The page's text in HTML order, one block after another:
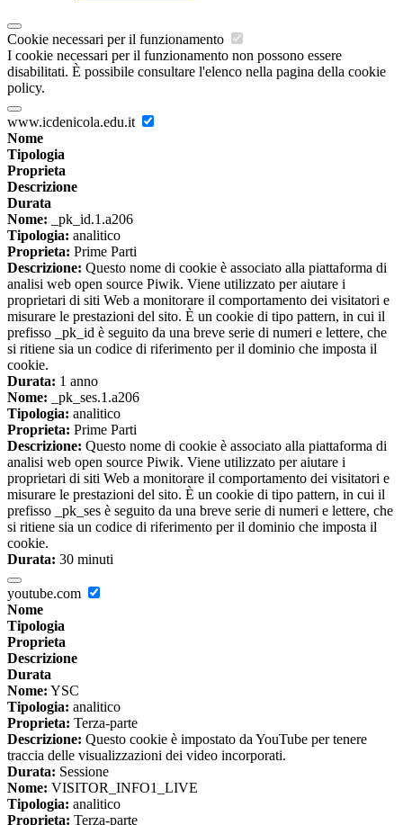
Cookie necessari per il funzionamento
I cookie necessari per il funzionamento non possono essere
disabilitati. È possibile consultare l'elenco nella pagina della cookie
policy.
www.icdenicola.edu.it
Nome
Tipologia
Proprieta
Descrizione
Durata
Nome: _pk_id.1.a206
Tipologia: analitico
Proprieta: Prime Parti
Descrizione: Questo nome di cookie è associato alla piattaforma di
analisi web open source Piwik. Viene utilizzato per aiutare i
proprietari di siti Web a monitorare il comportamento dei visitatori e
misurare le prestazioni del sito. È un cookie di tipo pattern, in cui il
prefisso _pk_id è seguito da una breve serie di numeri e lettere, che
si ritiene sia un codice di riferimento per il dominio che imposta il
cookie.
Durata: 1 anno
Nome: _pk_ses.1.a206
Tipologia: analitico
Proprieta: Prime Parti
Descrizione: Questo nome di cookie è associato alla piattaforma di
analisi web open source Piwik. Viene utilizzato per aiutare i
proprietari di siti Web a monitorare il comportamento dei visitatori e
misurare le prestazioni del sito. È un cookie di tipo pattern, in cui il
prefisso _pk_ses è seguito da una breve serie di numeri e lettere, che
si ritiene sia un codice di riferimento per il dominio che imposta il
cookie.
Durata: 30 minuti
youtube.com
Nome
Tipologia
Proprieta
Descrizione
Durata
Nome: YSC
Tipologia: analitico
Proprieta: Terza-parte
Descrizione: Questo cookie è impostato da YouTube per tenere
traccia delle visualizzazioni dei video incorporati.
Durata: Sessione
Nome: VISITOR_INFO1_LIVE
Tipologia: analitico
Proprieta: Terza-parte